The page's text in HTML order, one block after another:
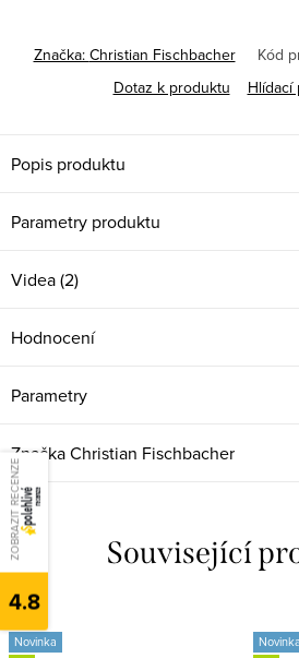
Značka: Christian Fischbacher Kód
Dotaz k produktu
Hlídací
Popis produktu
Parametry produktu
Videa (2)
Hodnocení
Parametry
ZnačkaChristian Fischbacher
Související
Novinka
Novinka
ZOBRAZIT RECENZE
4.8